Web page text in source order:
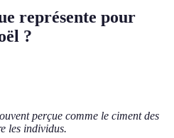
représente pour
?
perçue comme le ciment des
les individus.